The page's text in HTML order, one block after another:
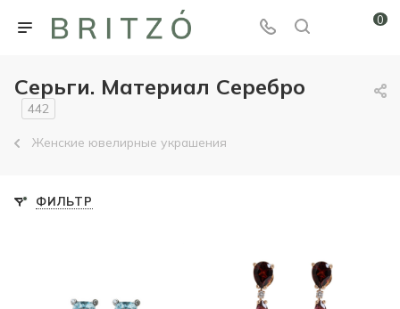
0
Серьги. Материал Серебро
442
Женские ювелирные украшения
ФИЛЬТР